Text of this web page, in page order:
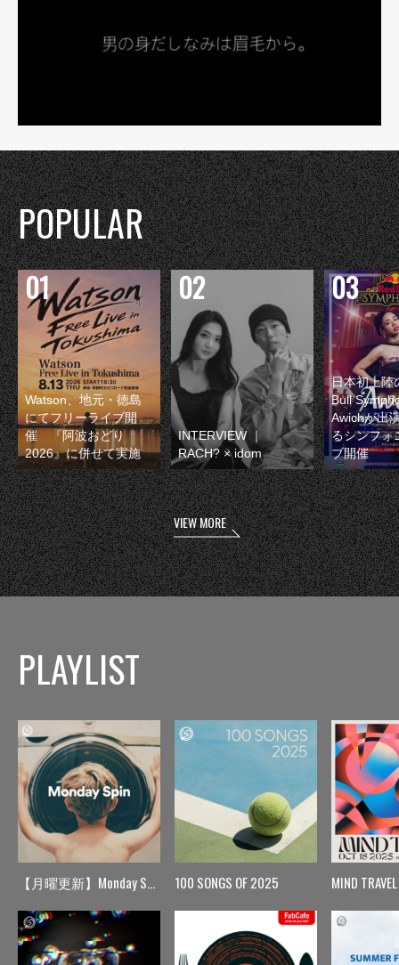
POPULAR
Watson、地元・徳島
にてフリーライブ開
催 『阿波おどり
2026』に併せて実施
INTERVIEW ｜
RACH? × idom
日本初上陸
Bull
Awichが出
るシンフォ
ブ開催
VIEW MORE
PLAYLIST
【月曜更新】Monday Spin 100 SONGS OF 2025 MIND TRAVEL